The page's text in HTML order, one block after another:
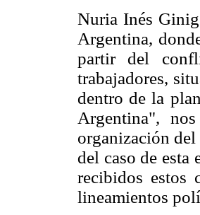
Nuria Inés
Argentina,
partir del
trabajadores,
dentro de la
Argentina",
organización
del caso de esta
recibidos estos
lineamientos